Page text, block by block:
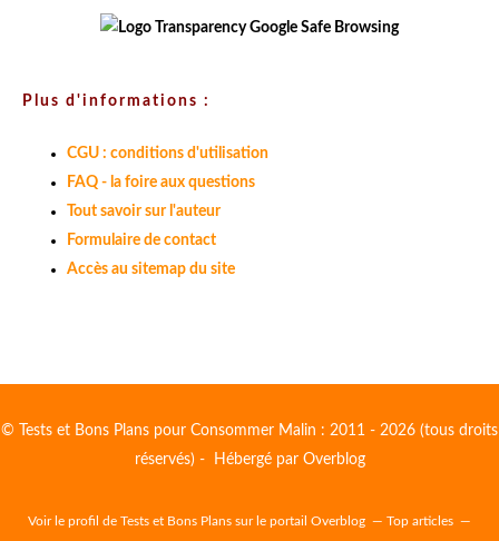
Plus d'informations :
CGU : conditions d'utilisation
FAQ - la foire aux questions
Tout savoir sur l'auteur
Formulaire de contact
Accès au sitemap du site
© Tests et Bons Plans pour Consommer Malin : 2011 - 2026 (tous droits
réservés) - Hébergé par Overblog
Voir le profil de Tests et Bons Plans sur le portail Overblog Top articles